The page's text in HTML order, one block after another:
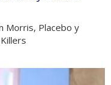
Morris, Placebo y